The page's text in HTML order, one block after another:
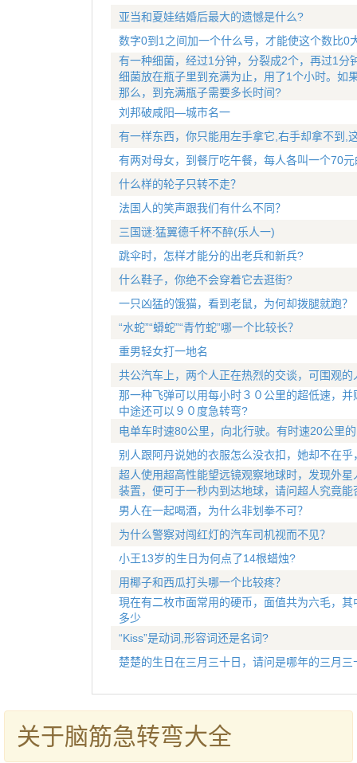
亚当和夏娃结婚后最大的遗憾是什么?
数字0到1之间加一个什么号，才能使这个数比0
有一种细菌，经过1分钟，分裂成2个，再过1分
细菌放在瓶子里到充满为止，用了1个小时。如
那么，到充满瓶子需要多长时间?
刘邦破咸阳—城市名一
有一样东西，你只能用左手拿它,右手却拿不到,
有两对母女，到餐厅吃午餐，每人各叫一个70
什么样的轮子只转不走？
法国人的笑声跟我们有什么不同？
三国谜:猛翼德千杯不醉(乐人一)
跳伞时，怎样才能分的出老兵和新兵?
什么鞋子，你绝不会穿着它去逛街?
一只凶猛的饿猫，看到老鼠，为何却拨腿就跑？
“水蛇”“蟒蛇”“青竹蛇”哪一个比较长？
重男轻女打一地名
共公汽车上，两个人正在热烈的交谈，可围观
那一种飞弹可以用每小时３０公里的超低速，
中途还可以９０度急转弯?
电单车时速80公里，向北行驶。有时速20公里
别人跟阿丹说她的衣服怎么没衣扣，她却不在乎
超人使用超高性能望远镜观察地球时，发现外
装置，便可于一秒内到达地球，请问超人究竟能
男人在一起喝酒，为什么非划拳不可？
为什么警察对闯红灯的汽车司机视而不见？
小王13岁的生日为何点了14根蜡烛?
用椰子和西瓜打头哪一个比较疼？
現在有二枚市面常用的硬币，面值共为六毛，
多少
“Kiss”是动词,形容词还是名词?
楚楚的生日在三月三十日，请问是哪年的三月三
关于脑筋急转弯大全